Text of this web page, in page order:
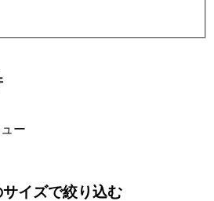
ー
イズで絞り込む